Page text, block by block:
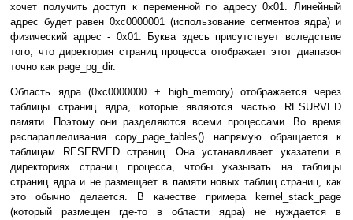
хочет получить доступ к переменной по адресу 0х01. Линейный
адрес будет равен 0хс0000001 (использование сегментов ядра) и
физический адрес - 0х01. Буква здесь присутствует вследствие
того, что директория страниц процесса отображает этот диапазон
точно как page_pg_dir.
Область ядра (0хс0000000 + high_memory) отображается через
таблицы страниц ядра, которые являются частью RESURVED
памяти. Поэтому они разделяются всеми процессами. Во время
распараллеливания copy_page_tables() напрямую обращается к
таблицам RESERVED страниц. Она устанавливает указатели в
директориях страниц процесса, чтобы указывать на таблицы
страниц ядра и не размещает в памяти новых таблиц страниц, как
это обычно делается. В качестве примера kernel_stack_page
(который размещен где-то в области ядра) не нуждается в